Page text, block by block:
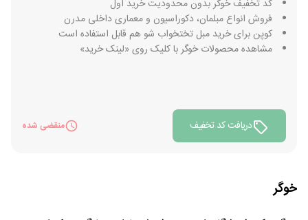
کد تخفیف خوگر بدون محدودیت خرید اول
فروش انواع مبلمان، دکوراسیون و معماری داخلی مدرن
کوپن برای خرید مبل تختخواب شو هم قابل استفاده است
مشاهده محصولات خوگر با کلیک روی «لینک خرید»
دریافت کد تخفیف منقضی شده
خوگر